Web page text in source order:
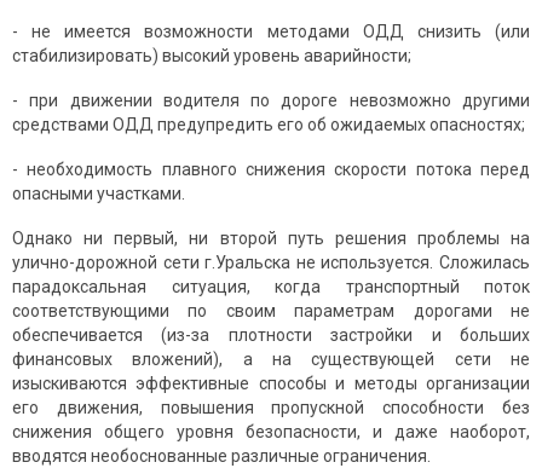
- не имеется возможности методами ОДД снизить (или
стабилизировать) высокий уровень аварийности;
- при движении водителя по дороге невозможно другими
средствами ОДД предупредить его об ожидаемых опасностях;
- необходимость плавного снижения скорости потока перед
опасными участками.
Однако ни первый, ни второй путь решения проблемы на
улично-дорожной сети г.Уральска не используется. Сложилась
парадоксальная ситуация, когда транспортный поток
соответствующими по своим параметрам дорогами не
обеспечивается (из-за плотности застройки и больших
финансовых вложений), а на существующей сети не
изыскиваются эффективные способы и методы организации
его движения, повышения пропускной способности без
снижения общего уровня безопасности, и даже наоборот,
вводятся необоснованные различные ограничения.